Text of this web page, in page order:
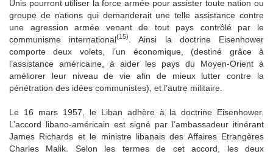
Unis pourront utiliser la force armée pour assister toute nation ou
groupe de nations qui demanderait une telle assistance contre
une agression armée venant de tout pays contrôlé par le
communisme international(15)
. Ainsi la doctrine Eisenhower
comporte deux volets, l’un économique, (destiné grâce à
l’assistance américaine, à aider les pays du Moyen-Orient à
améliorer leur niveau de vie afin de mieux lutter contre la
pénétration des idées communistes), et l’autre militaire.
Le 16 mars 1957, le Liban adhère à la doctrine Eisenhower.
L’accord libano-américain est signé par l’ambassadeur itinérant
James Richards et le ministre libanais des Affaires Etrangères
Charles Malik. Selon les termes de cet accord, les deux